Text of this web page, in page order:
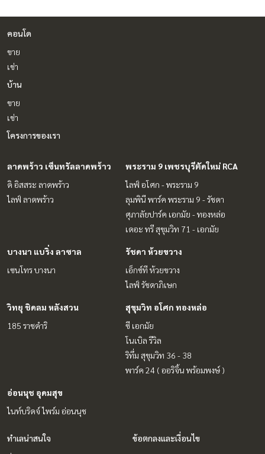
คอนโด
ขาย
เช่า
บ้าน
ขาย
เช่า
โครงการของเรา
ลาดพร้าว เซ็นทรัลลาดพร้าว
ดิ อิสสระ ลาดพร้าว
ไลฟ์ ลาดพร้าว
พระราม 9 เพชรบุรีตัดใหม่ RCA
ไลฟ์ อโศก - พระราม 9
ลุมพินี พาร์ค พระราม 9 - รัชดา
ศุภาลัยปาร์ค เอกมัย - ทองหล่อ
เดอะ ทรี สุขุมวิท 71 - เอกมัย
บางนา แบริ่ง ลาซาล
เซนโทร บางนา
รัชดา ห้วยขวาง
เอ็กซ์ที ห้วยขวาง
ไลฟ์ รัชดาภิเษก
วิทยุ ชิดลม หลังสวน
185 ราชดำริ
สุขุมวิท อโศก ทองหล่อ
ซี เอกมัย
โนเบิล รีวิล
ริทึ่ม สุขุมวิท 36 - 38
พาร์ค 24 ( ออริจิ้น พร้อมพงษ์ )
อ่อนนุช อุดมสุข
ไนท์บริดจ์ ไพร์ม อ่อนนุช
ทำเลน่าสนใจ
ข้อตกลงและเงื่อนไข